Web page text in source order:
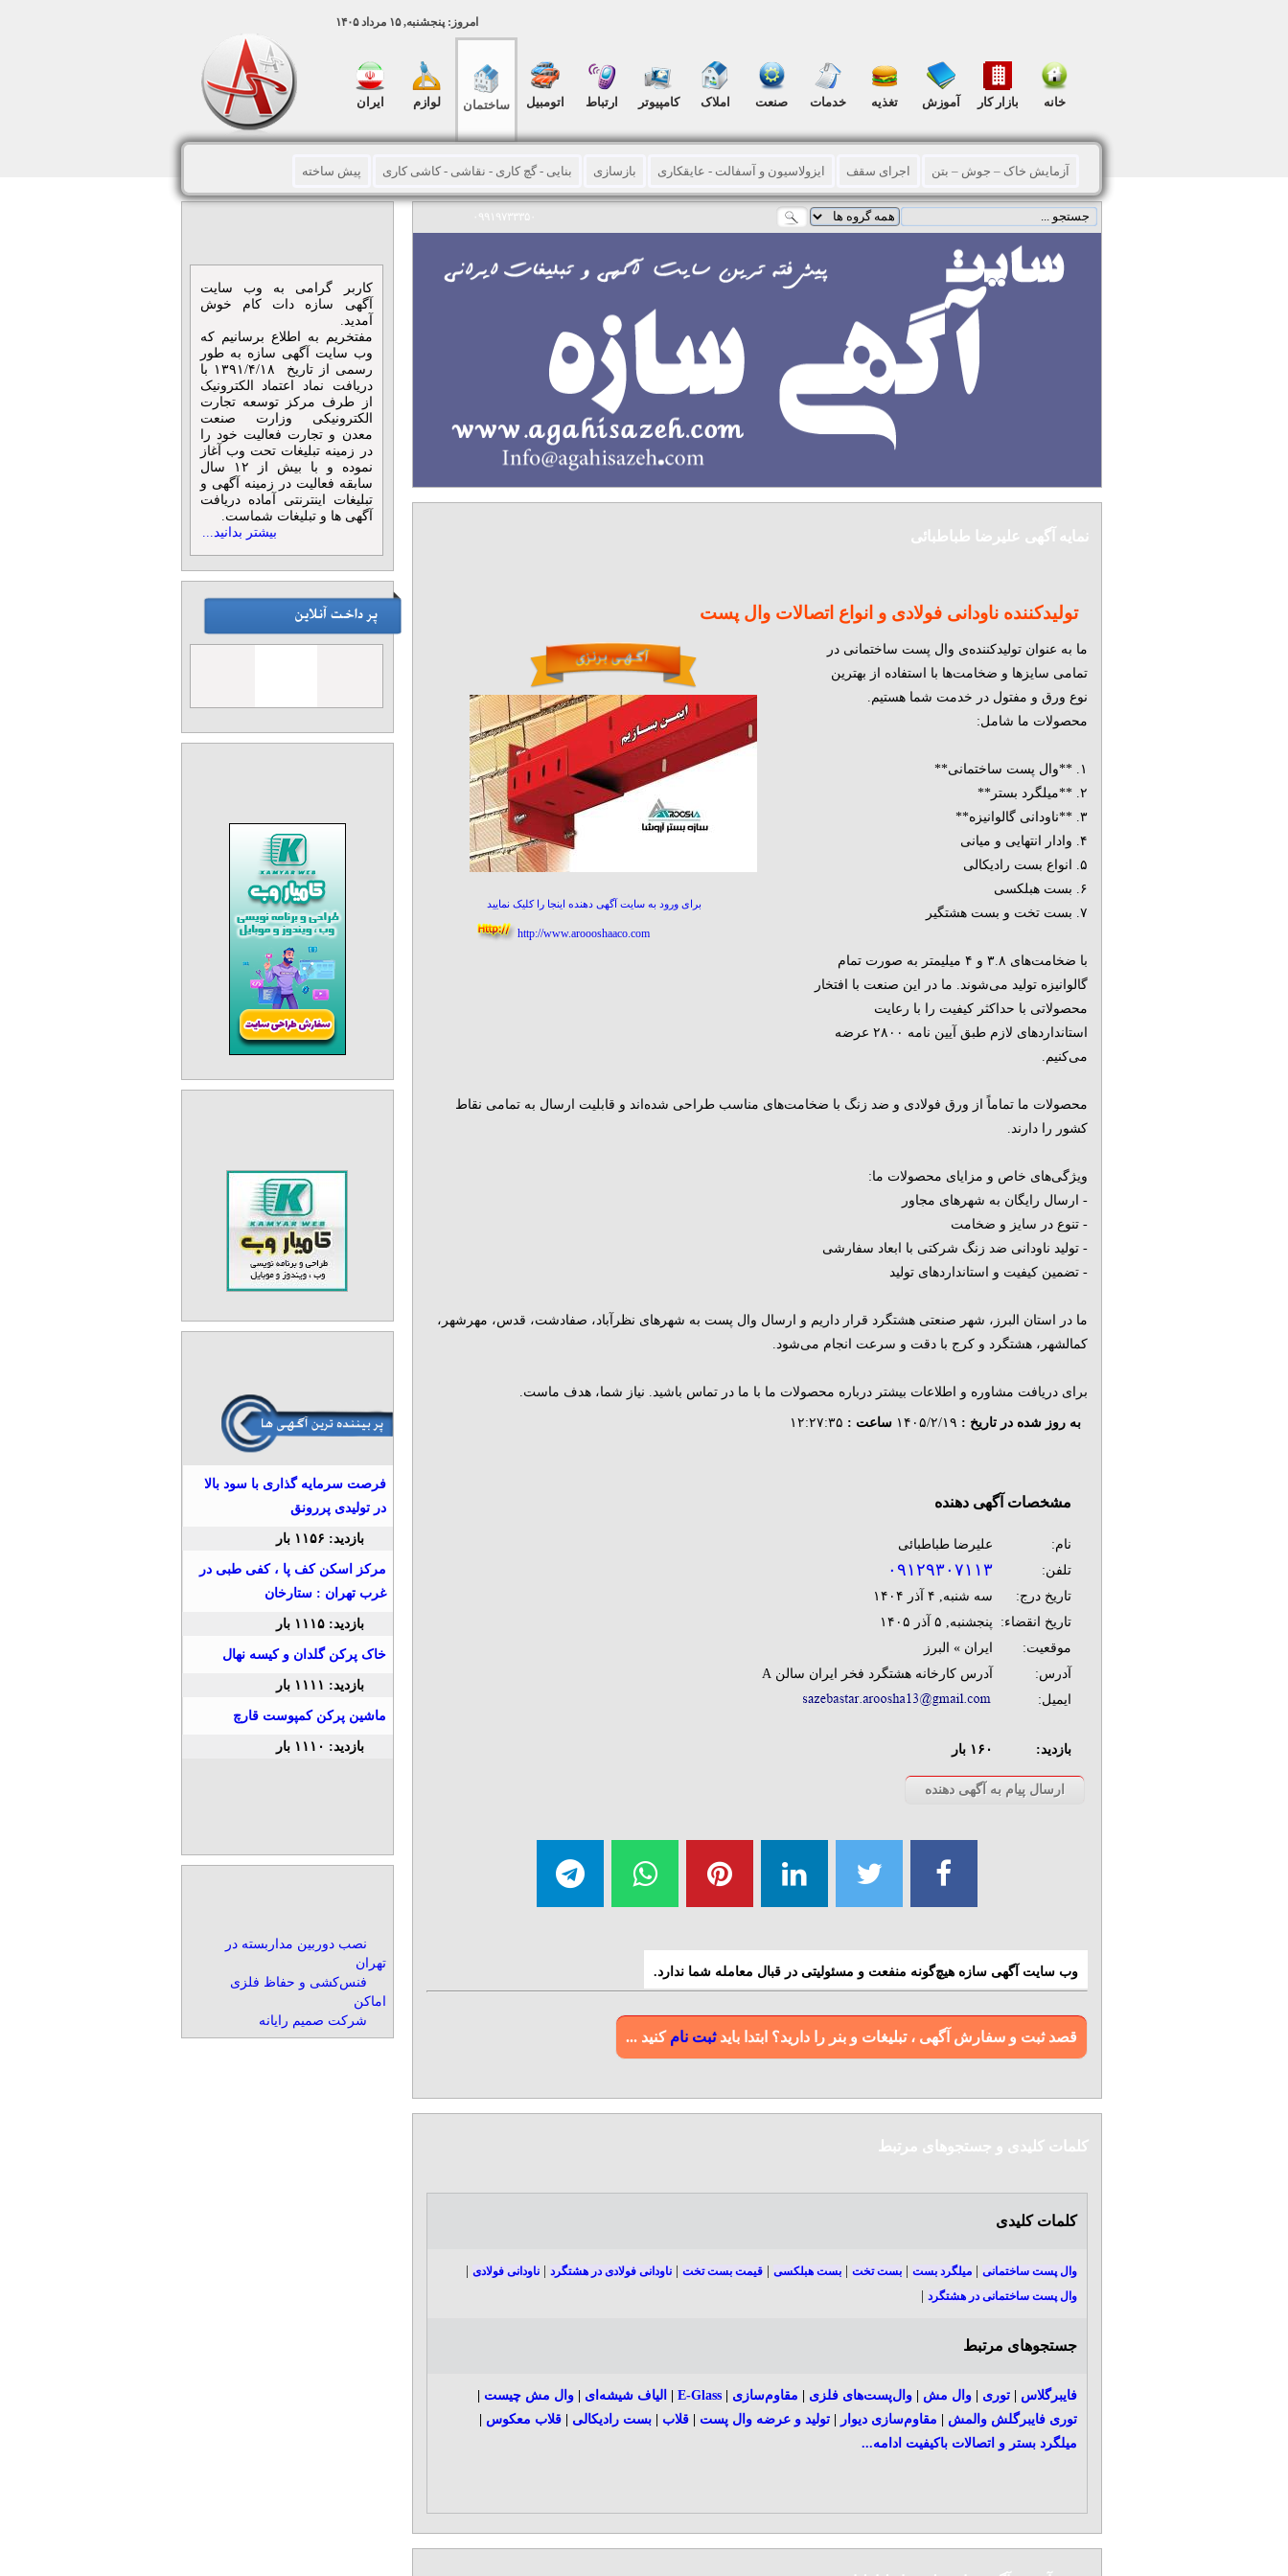
امروز: پنجشنبه, ۱۵ مرداد ۱۴۰۵
خانه بازار کار آموزش تغذیه خدمات صنعت املاک کامپیوتر ارتباط اتومبیل ساختمان لوازم ایران
آزمایش خاک – جوش – بتن اجرای سقف ایزولاسیون و آسفالت - عایقکاری بازسازی بنایی - گچ کاری - نقاشی - کاشی کاری پیش ساخته
پیمانکاری تخریب - خاکبرداری و گودبرداری تیرچه خدمات سازه های بتنی
سقف و دیوار کاذب کفسابی – نماشویی
نقشه – نظارت استخر – سونا - جکوزی
برق و الکترونیک تاسیسات فنی درب و کرکره اتوماتیک سیستم های حفاظتی - دوربین مداربسته کانال سازی
گرمایشی – سرمایشی سایر خدمات تاسیساتی آهنگری و جوشکاری پارتیشن - پارکت - کفپوش
شیشه ساختمان کابینت - فروش - تعمیرات کفپوش کنیتکس – رولکس معماری و دکوراسیون داخلی
۰۹۹۱۹۷۳۳۳۵۰
نمایه آگهی علیرضا طباطبائی
تولیدکننده ناودانی فولادی و انواع اتصالات وال پست
برای ورود به سایت آگهی دهنده اینجا را کلیک نمایید
http://www.aroooshaaco.com
ما به عنوان تولیدکننده‌ی وال پست ساختمانی در
تمامی سایزها و ضخامت‌ها با استفاده از بهترین
نوع ورق و مفتول در خدمت شما هستیم.
محصولات ما شامل:
۱. **وال پست ساختمانی**
۲. **میلگرد بستر**
۳. **ناودانی گالوانیزه**
۴. وادار انتهایی و میانی
۵. انواع بست رادیکالی
۶. بست هبلکسی
۷. بست تخت و بست هشتگیر
با ضخامت‌های ۳.۸ و ۴ میلیمتر به صورت تمام
گالوانیزه تولید می‌شوند. ما در این صنعت با افتخار
محصولاتی با حداکثر کیفیت را با رعایت
استانداردهای لازم طبق آیین نامه ۲۸۰۰ عرضه
می‌کنیم.
محصولات ما تماماً از ورق فولادی و ضد زنگ با ضخامت‌های مناسب طراحی شده‌اند و قابلیت ارسال به تمامی نقاط
کشور را دارند.
ویژگی‌های خاص و مزایای محصولات ما:
- ارسال رایگان به شهرهای مجاور
- تنوع در سایز و ضخامت
- تولید ناودانی ضد زنگ شرکتی با ابعاد سفارشی
- تضمین کیفیت و استانداردهای تولید
ما در استان البرز، شهر صنعتی هشتگرد قرار داریم و ارسال وال پست به شهرهای نظرآباد، صفادشت، قدس، مهرشهر،
کمالشهر، هشتگرد و کرج با دقت و سرعت انجام می‌شود.
برای دریافت مشاوره و اطلاعات بیشتر درباره محصولات ما با ما در تماس باشید. نیاز شما، هدف ماست.
به روز شده در تاریخ : ۱۴۰۵/۲/۱۹ ساعت : ۱۲:۲۷:۳۵
مشخصات آگهی دهنده
نام:
علیرضا طباطبائی
تلفن:
۰۹۱۲۹۳۰۷۱۱۳
تاریخ درج:
سه شنبه, ۴ آذر ۱۴۰۴
تاریخ انقضاء:
پنجشنبه, ۵ آذر ۱۴۰۵
موقعیت:
ایران » البرز
آدرس:
آدرس کارخانه هشتگرد فخر ایران سالن A
ایمیل:
بازدید: ۱۶۰ بار
وب سایت آگهی سازه هیچ‌گونه منفعت و مسئولیتی در قبال معامله شما ندارد.
قصد ثبت و سفارش آگهی ، تبلیغات و بنر را دارید؟ ابتدا بایدثبت نام کنید ...
کلمات کلیدی و جستجوهای مرتبط
کلمات کلیدی
وال پست ساختمانی |میلگرد بست |بست تخت |بست هبلکسی |قیمت بست تخت |ناودانی فولادی در هشتگرد |ناودانی فولادی
وال پست ساختمانی در هشتگرد
جستجوهای مرتبط
فایبرگلاس |توری |وال مش |وال‌پست‌های فلزی مقاوم‌سازی |
E-Glass الیاف شیشه‌ای |وال مش چیست
توری فایبرگلش والمش
مقاوم‌سازی دیوار |تولید و عرضه وال پست |قلاب |بست رادیکالی |قلاب معکوس
میلگرد بستر و اتصالات باکیفیت ادامه...
کاربر گرامی به وب سایت
آگهی سازه دات کام خوش
آمدید.
مفتخریم به اطلاع برسانیم که
وب سایت آگهی سازه به طور
رسمی از تاریخ ۱۳۹۱/۴/۱۸ با
دریافت نماد اعتماد الکترونیک
از طرف مرکز توسعه تجارت
الکترونیکی وزارت صنعت
معدن و تجارت فعالیت خود را
در زمینه تبلیغات تحت وب آغاز
نموده و با بیش از ۱۲ سال
سابقه فعالیت در زمینه آگهی و
تبلیغات اینترنتی آماده دریافت
آگهی ها و تبلیغات شماست.
بیشتر بدانید...
فرصت سرمایه گذاری با سود بالا
در تولیدی پررونق
بازدید: ۱۱۵۶ بار
مرکز اسکن کف پا ، کفی طبی در
غرب تهران : ستارخان
بازدید: ۱۱۱۵ بار
خاک پرکن گلدان و کیسه نهال
بازدید: ۱۱۱۱ بار
ماشین پرکن کمپوست قارچ
بازدید: ۱۱۱۰ بار
نصب دوربین مداربسته در
تهران
فنس‌کشی و حفاظ فلزی
اماکن
شرکت صمیم رایانه